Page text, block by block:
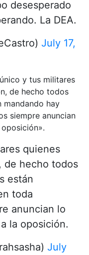
desesperado
La DEA.
July 17,
y tus militares
de hecho todos
mandando hay
siempre anuncian
quienes
de hecho todos
están
toda
anuncian lo
la oposición.
July